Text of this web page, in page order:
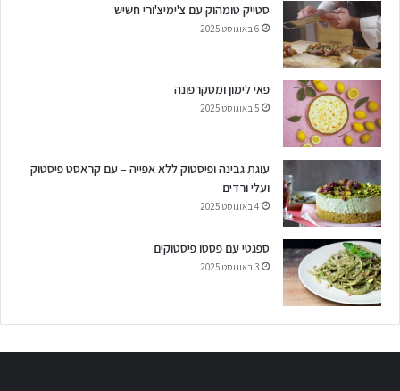
סטייק טומהוק עם צ'ימיצ'ורי חשיש
6 באוגוסט 2025
פאי לימון ומסקרפונה
5 באוגוסט 2025
עוגת גבינה ופיסטוק ללא אפייה – עם קראסט פיסטוק
ועלי ורדים
4 באוגוסט 2025
ספגטי עם פסטו פיסטוקים
3 באוגוסט 2025